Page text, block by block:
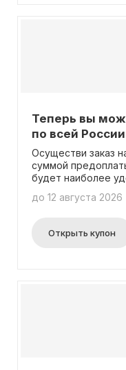
Теперь вы
по всей
Осуществи заказ
суммой
будет наиболее
до 7 дней, в
прекрасная
шансом! Вся
до 12 августа 2026
Открыть купон